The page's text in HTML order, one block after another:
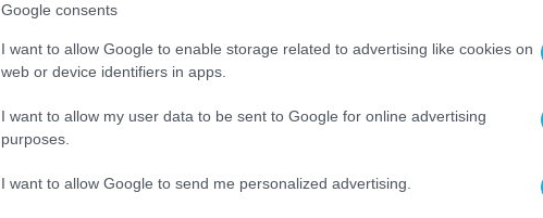
Google consents
I want to allow Google to enable storage related to advertising like cookies on
web or device identifiers in apps.
I want to allow my user data to be sent to Google for online advertising
purposes.
I want to allow Google to send me personalized advertising.